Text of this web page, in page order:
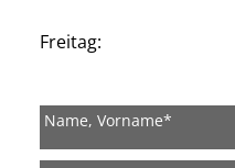
Freitag: